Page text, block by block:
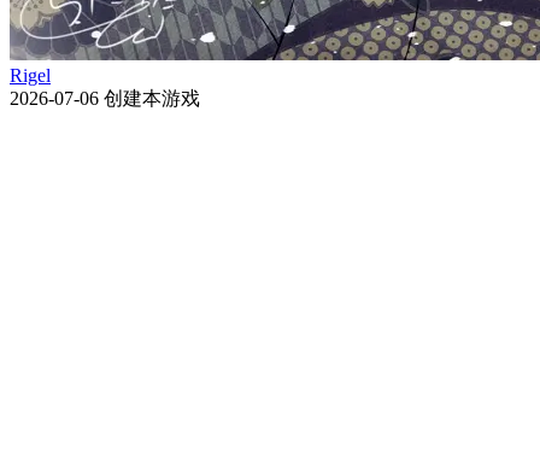
Rigel
2026-07-06 创建本游戏